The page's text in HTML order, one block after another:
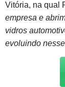
Vitória, na qual
empresa e
vidros
evoluindo